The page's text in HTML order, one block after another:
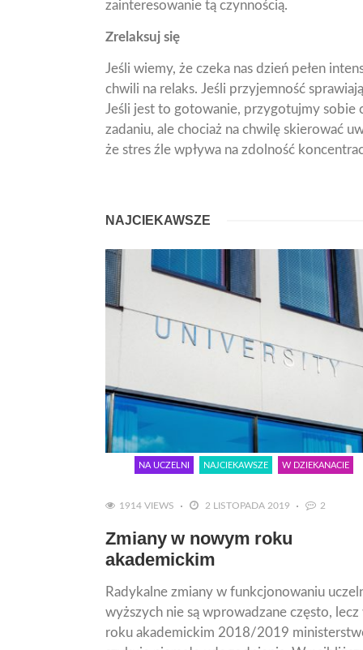
zainteresowanie tą czynnością.
Zrelaksuj się
Jeśli wiemy, że czeka nas dzień pełen
chwili na relaks. Jeśli przyjemność
Jeśli jest to gotowanie, przygotujmy sobie
zadaniu, ale chociaż na chwilę skierować
że stres źle wpływa na zdolność
NAJCIEKAWSZE
NA UCZELNI NAJCIEKAWSZE W DZIEKANACIE
1914 VIEWS 2 LISTOPADA 2019 2
Zmiany w nowym roku
akademickim
Radykalne zmiany w funkcjonowaniu
wyższych nie są wprowadzane często, lecz
roku akademickim 2018/2019